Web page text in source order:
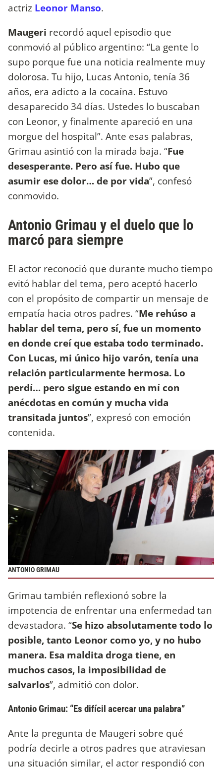
actriz Leonor Manso.
Maugeri recordó aquel episodio que
conmovió al público argentino: “La gente lo
supo porque fue una noticia realmente muy
dolorosa. Tu hijo, Lucas Antonio, tenía 36
años, era adicto a la cocaína. Estuvo
desaparecido 34 días. Ustedes lo buscaban
con Leonor, y finalmente apareció en una
morgue del hospital”. Ante esas palabras,
Grimau asintió con la mirada baja. “Fue
desesperante. Pero así fue. Hubo que
asumir ese dolor… de por vida”, confesó
conmovido.
Antonio Grimau y el duelo que lo
marcó para siempre
El actor reconoció que durante mucho tiempo
evitó hablar del tema, pero aceptó hacerlo
con el propósito de compartir un mensaje de
empatía hacia otros padres. “Me rehúso a
hablar del tema, pero sí, fue un momento
en donde creí que estaba todo terminado.
Con Lucas, mi único hijo varón, tenía una
relación particularmente hermosa. Lo
perdí… pero sigue estando en mí con
anécdotas en común y mucha vida
transitada juntos”, expresó con emoción
contenida.
ANTONIO GRIMAU
Grimau también reflexionó sobre la
impotencia de enfrentar una enfermedad tan
devastadora. “Se hizo absolutamente todo lo
posible, tanto Leonor como yo, y no hubo
manera. Esa maldita droga tiene, en
muchos casos, la imposibilidad de
salvarlos”, admitió con dolor.
Antonio Grimau: “Es difícil acercar una palabra”
Ante la pregunta de Maugeri sobre qué
podría decirle a otros padres que atraviesan
una situación similar, el actor respondió con